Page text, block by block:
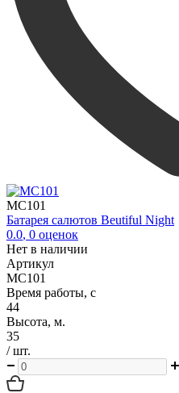
MC101
Батарея салютов Beutiful Night
0.0, 0 оценок
Нет в наличии
Артикул
MC101
Время работы, с
44
Высота, м.
35
/ шт.